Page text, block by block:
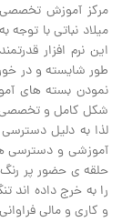
مرکز آموزش
میلاد نباتی با
این نرم افزار
طور شایسته و در خور
نمودن بسته های
شکل کامل و تخصصی
لذا به دلیل
آموزشی و دسترسی
حلقه ی حضور پر رنگ
را به خرج داده
و کاری و مالی